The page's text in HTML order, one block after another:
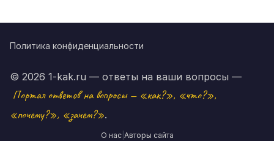
Политика конфиденциальности
© 2026 1-kak.ru — ответы на ваши вопросы —
Портал ответов на вопросы — «как?», «что?»,
«почему?», «зачем?».
О нас| Авторы сайта